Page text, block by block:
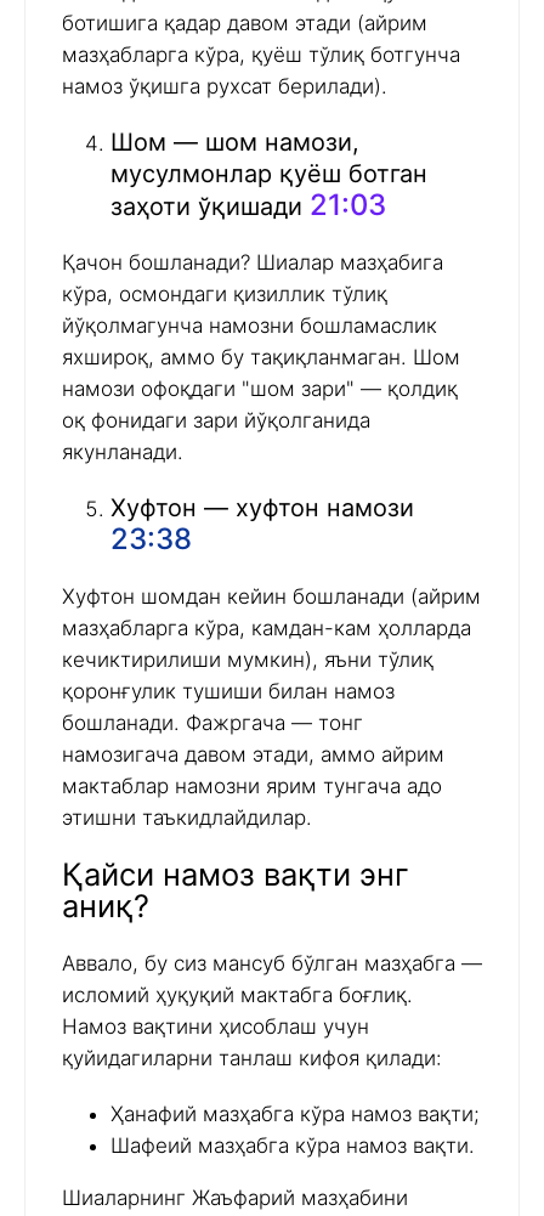
ботишига қадар давом этади (айрим
мазҳабларга кўра, қуёш тўлиқ ботгунча
намоз ўқишга рухсат берилади).
Шом — шом намози,
мусулмонлар қуёш ботган
заҳоти ўқишади 21:03
Қачон бошланади? Шиалар мазҳабига
кўра, осмондаги қизиллик тўлиқ
йўқолмагунча намозни бошламаслик
яхшироқ, аммо бу тақиқланмаган. Шом
намози офоқдаги "шом зари" — қолдиқ
оқ фонидаги зари йўқолганида
якунланади.
Хуфтон — хуфтон намози
23:38
Хуфтон шомдан кейин бошланади (айрим
мазҳабларга кўра, камдан-кам ҳолларда
кечиктирилиши мумкин), яъни тўлиқ
қоронғулик тушиши билан намоз
бошланади. Фажргача — тонг
намозигача давом этади, аммо айрим
мактаблар намозни ярим тунгача адо
этишни таъкидлайдилар.
Қайси намоз вақти энг
аниқ?
Аввало, бу сиз мансуб бўлган мазҳабга —
исломий ҳуқуқий мактабга боғлиқ.
Намоз вақтини ҳисоблаш учун
қуйидагиларни танлаш кифоя қилади:
Ҳанафий мазҳабга кўра намоз вақти;
Шафеий мазҳабга кўра намоз вақти.
Шиаларнинг Жаъфарий мазҳабини